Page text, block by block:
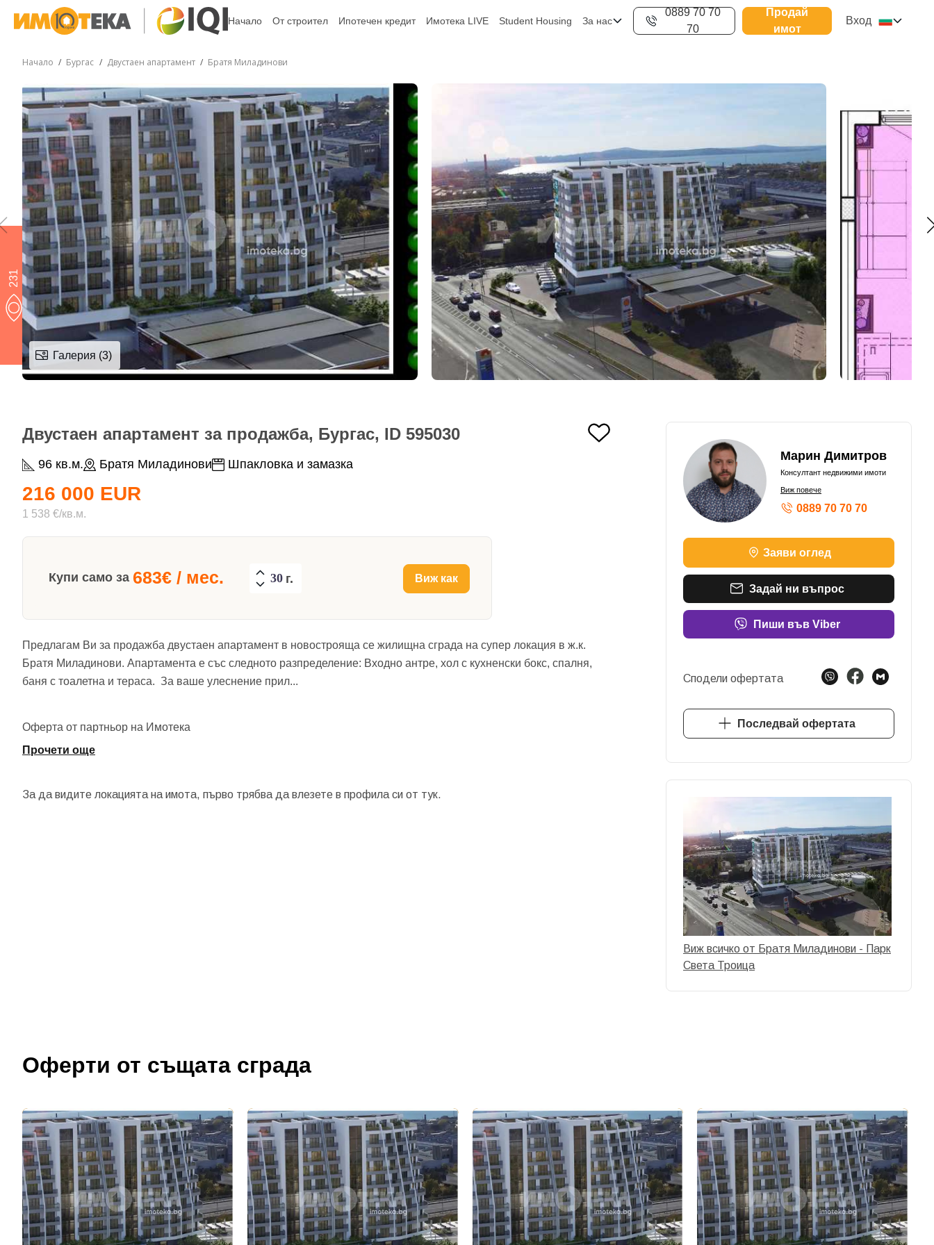
Начало От строител Ипотечен кредит Имотека LIVE Student Housing За нас
0889 70 70
70
Продай
имот
Вход
Добре дошъл!
Начало Бургас Двустаен апартамент Братя Миладинови
231
Галерия (3)
Двустаен апартамент за продажба, Бургас, ID 595030
96 кв.м. Братя Миладинови Шпакловка и замазка
216 000 EUR
1 538 €/кв.м.
Купи само за 683€ / мес. г. Виж как
Предлагам Ви за продажба двустаен апартамент в новострояща се жилищна сграда на супер локация в ж.к.
Братя Миладинови. Апартамента е със следното разпределение: Входно антре, хол с кухненски бокс, спалня,
баня с тоалетна и тераса. За ваше улеснение прил...
Оферта от партньор на Имотека
Прочети още
За да видите локацията на имота, първо трябва да влезете в профила си от тук.
Марин Димитров
Консултант недвижими имоти
Виж повече
0889 70 70 70
Заяви оглед
Задай ни въпрос
Пиши във Viber
Сподели офертата
Последвай офертата
Виж всичко от Братя Миладинови - Парк
Света Троица
Оферти от същата сграда